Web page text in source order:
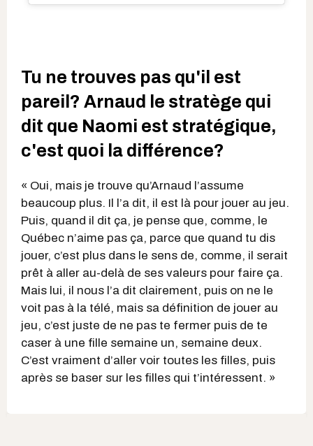
Tu ne trouves pas qu'il est
pareil? Arnaud le stratège qui
dit que Naomi est stratégique,
c'est quoi la différence?
« Oui, mais je trouve qu’Arnaud l’assume
beaucoup plus. Il l’a dit, il est là pour jouer au jeu.
Puis, quand il dit ça, je pense que, comme, le
Québec n’aime pas ça, parce que quand tu dis
jouer, c’est plus dans le sens de, comme, il serait
prêt à aller au-delà de ses valeurs pour faire ça.
Mais lui, il nous l’a dit clairement, puis on ne le
voit pas à la télé, mais sa définition de jouer au
jeu, c’est juste de ne pas te fermer puis de te
caser à une fille semaine un, semaine deux.
C’est vraiment d’aller voir toutes les filles, puis
après se baser sur les filles qui t’intéressent. »